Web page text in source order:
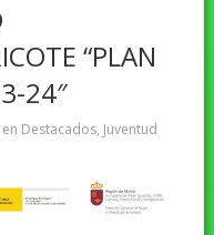
“PLAN
24″
en Destacados, Juventud